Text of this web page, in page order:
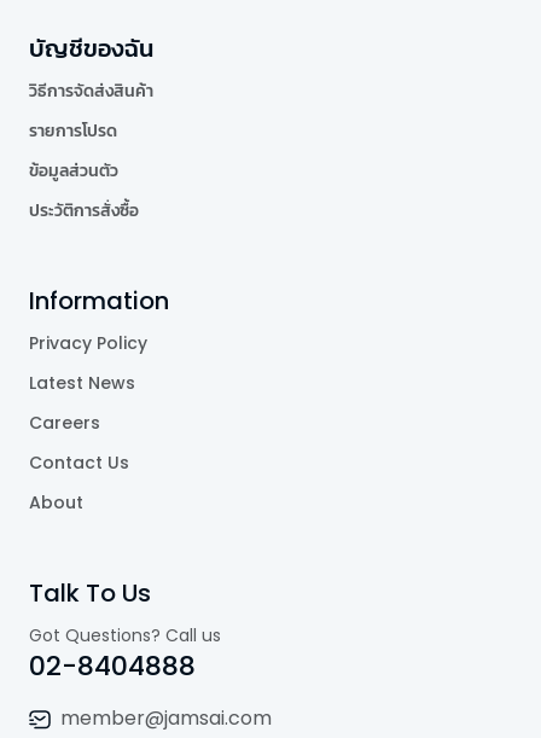
บัญชีของฉัน
วิธีการจัดส่งสินค้า
รายการโปรด
ข้อมูลส่วนตัว
ประวัติการสั่งซื้อ
Information
Privacy Policy
Latest News
Careers
Contact Us
About
Talk To Us
Got Questions? Call us
02-8404888
member@jamsai.com